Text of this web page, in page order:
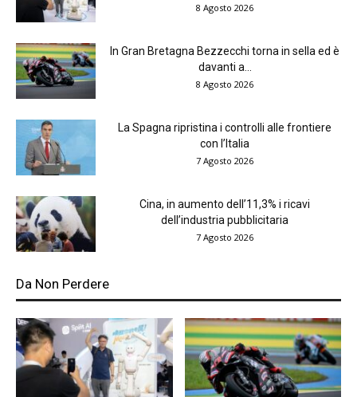
8 Agosto 2026
In Gran Bretagna Bezzecchi torna in sella ed è
davanti a...
8 Agosto 2026
La Spagna ripristina i controlli alle frontiere
con l’Italia
7 Agosto 2026
Cina, in aumento dell’11,3% i ricavi
dell’industria pubblicitaria
7 Agosto 2026
Da Non Perdere